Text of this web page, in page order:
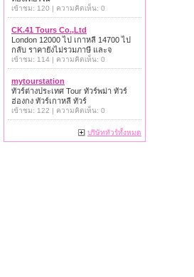
เข้าชม: 120 | ความคิดเห็น: 0
CK.41 Tours Co.,Ltd
London 12000 ไป เกาหลี 14700 ไป
กลับ ราคายังไม่รวมภาษี และจ
เข้าชม: 114 | ความคิดเห็น: 0
mytourstation
ทัวร์ต่างประเทศ Tour ทัวร์พม่า ทัวร์
ฮ่องกง ทัวร์เกาหลี ทัวร์
เข้าชม: 122 | ความคิดเห็น: 0
บริษัททัวร์ทั้งหมด